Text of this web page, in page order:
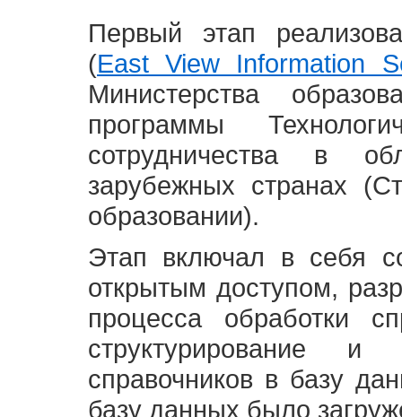
Первый этап
(East View Information
Министерства
программы
сотрудничества в
зарубежных странах
образовании).
Этап включал в себя
открытым доступом,
процесса обработки
структурирование и
справочников в базу
базу данных было